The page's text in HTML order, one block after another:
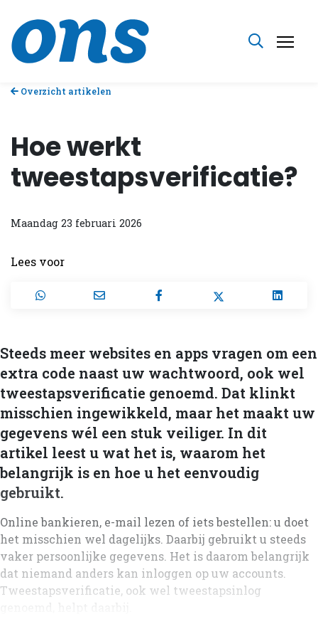
Overzicht artikelen
Hoe werkt
tweestapsverificatie?
Maandag 23 februari 2026
Lees voor
Steeds meer websites en apps vragen om een
extra code naast uw wachtwoord, ook wel
tweestapsverificatie genoemd. Dat klinkt
misschien ingewikkeld, maar het maakt uw
gegevens wél een stuk veiliger. In dit
artikel leest u wat het is, waarom het
belangrijk is en hoe u het eenvoudig
gebruikt.
Online bankieren, e-mail lezen of iets bestellen: u doet
het misschien wel dagelijks. Daarbij gebruikt u steeds
vaker persoonlijke gegevens. Het is daarom belangrijk
dat niemand anders kan inloggen op uw accounts.
Tweestapsverificatie, ook wel tweestapsinlog